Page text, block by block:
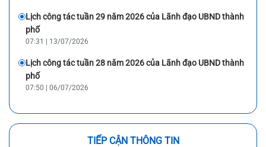
Lịch công tác tuần 29 năm 2026 của Lãnh đạo UBND thành
phố
07:31 | 13/07/2026
Lịch công tác tuần 28 năm 2026 của Lãnh đạo UBND thành
phố
07:50 | 06/07/2026
TIẾP CẬN THÔNG TIN